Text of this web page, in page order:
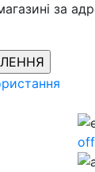
за